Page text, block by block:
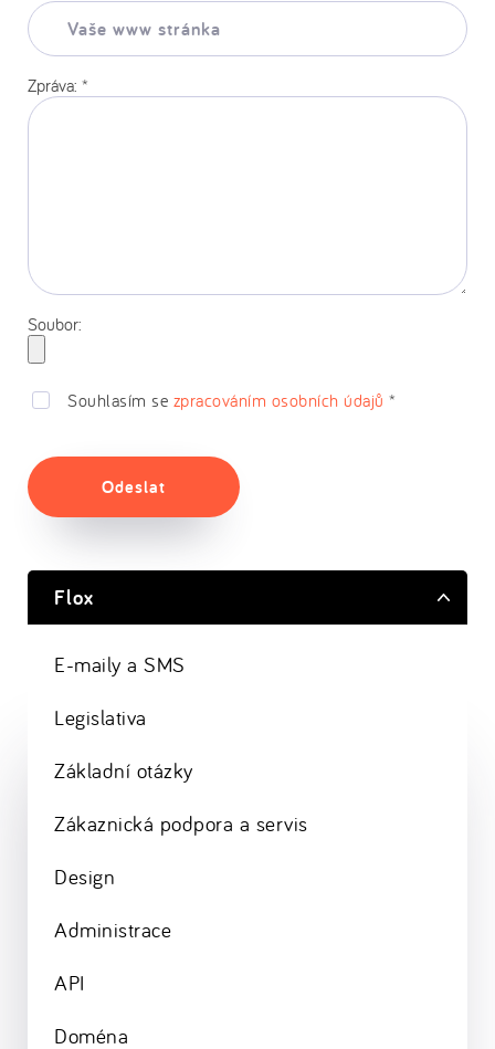
Vaše
www
stránka:
Zpráva: *
Soubor:
Souhlasím se zpracováním osobních údajů *
Odeslat
Flox
E-maily a SMS
Legislativa
Základní otázky
Zákaznická podpora a servis
Design
Administrace
API
Doména